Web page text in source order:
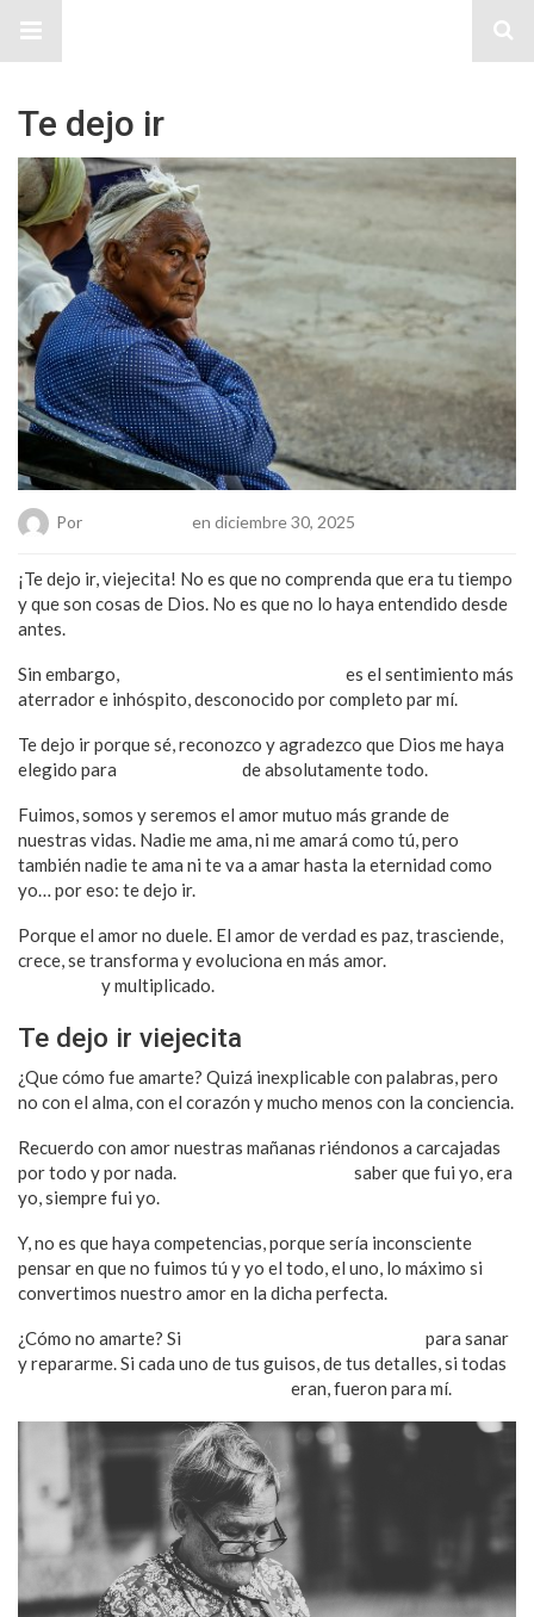
Te dejo ir
Por en diciembre 30, 2025
¡Te dejo ir, viejecita! No es que no comprenda que era tu tiempo
y que son cosas de Dios. No es que no lo haya entendido desde
antes.
Sin embargo,
es el sentimiento más
aterrador e inhóspito, desconocido por completo par mí.
Te dejo ir porque sé, reconozco y agradezco que Dios me haya
elegido para
de absolutamente todo.
Fuimos, somos y seremos el amor mutuo más grande de
nuestras vidas. Nadie me ama, ni me amará como tú, pero
también nadie te ama ni te va a amar hasta la eternidad como
yo… por eso: te dejo ir.
Porque el amor no duele. El amor de verdad es paz, trasciende,
crece, se transforma y evoluciona en más amor.
y multiplicado.
Te dejo ir viejecita
¿Que cómo fue amarte? Quizá inexplicable con palabras, pero
no con el alma, con el corazón y mucho menos con la conciencia.
Recuerdo con amor nuestras mañanas riéndonos a carcajadas
por todo y por nada.
saber que fui yo, era
yo, siempre fui yo.
Y, no es que haya competencias, porque sería inconsciente
pensar en que no fuimos tú y yo el todo, el uno, lo máximo si
convertimos nuestro amor en la dicha perfecta.
¿Cómo no amarte? Si
para sanar
y repararme. Si cada uno de tus guisos, de tus detalles, si todas
eran, fueron para mí.